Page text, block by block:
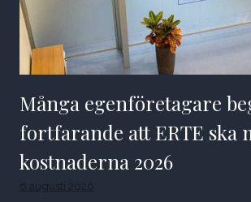
Många egenföretagare
fortfarande att ERTE ska
kostnaderna 2026
6 augusti 2026